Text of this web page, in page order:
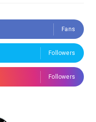
Fans
Followers
Followers